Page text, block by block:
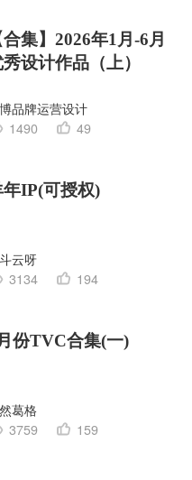
合集】2026年1月-6月
设计作品（上）
品牌运营设计
1490
49
年IP(可授权)
云呀
3134
194
份TVC合集(一)
葛格
3759
159